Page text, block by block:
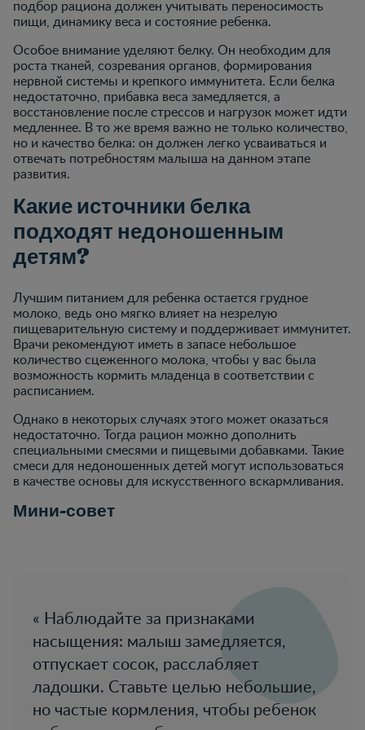
подбор рациона должен учитывать переносимость
пищи, динамику веса и состояние ребенка.
Особое внимание уделяют белку. Он необходим для
роста тканей, созревания органов, формирования
нервной системы и крепкого иммунитета. Если белка
недостаточно, прибавка веса замедляется, а
восстановление после стрессов и нагрузок может идти
медленнее. В то же время важно не только количество,
но и качество белка: он должен легко усваиваться и
отвечать потребностям малыша на данном этапе
развития.
Какие источники белка
подходят недоношенным
детям?
Лучшим питанием для ребенка остается грудное
молоко, ведь оно мягко влияет на незрелую
пищеварительную систему и поддерживает иммунитет.
Врачи рекомендуют иметь в запасе небольшое
количество сцеженного молока, чтобы у вас была
возможность кормить младенца в соответствии с
расписанием.
Однако в некоторых случаях этого может оказаться
недостаточно. Тогда рацион можно дополнить
специальными смесями и пищевыми добавками. Такие
смеси для недоношенных детей могут использоваться
в качестве основы для искусственного вскармливания.
Мини-совет
Наблюдайте за признаками
насыщения: малыш замедляется,
отпускает сосок, расслабляет
ладошки. Ставьте целью небольшие,
но частые кормления, чтобы ребенок